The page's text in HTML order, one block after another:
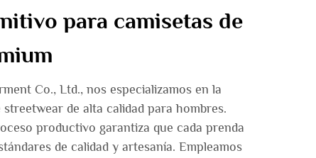
para camisetas de
Co., Ltd., nos especializamos en la
de alta calidad para hombres.
productivo garantiza que cada prenda
de calidad y artesanía. Empleamos